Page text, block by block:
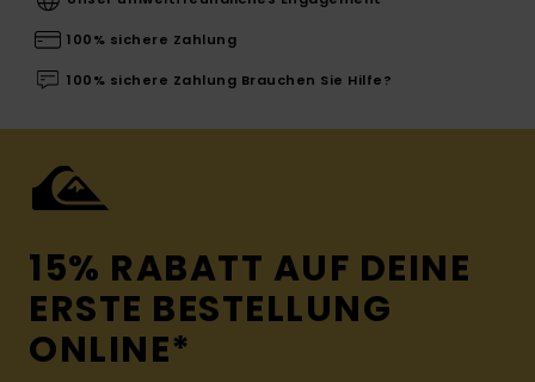
100% sichere Zahlung
100% sichere Zahlung Brauchen Sie Hilfe?
15% RABATT AUF DEINE
ERSTE BESTELLUNG
ONLINE*